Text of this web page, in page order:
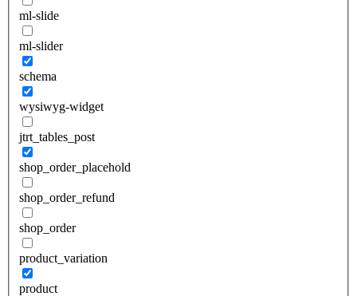
ml-slide
ml-slider
schema
wysiwyg-widget
jtrt_tables_post
shop_order_placehold
shop_order_refund
shop_order
product_variation
product